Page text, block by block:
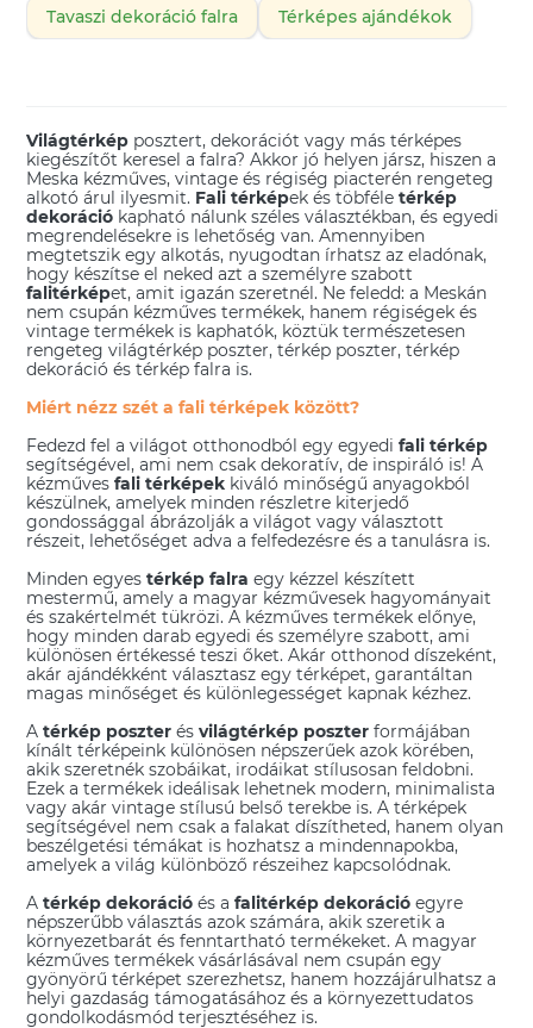
Tavaszi dekoráció falra Térképes ajándékok
Világtérkép posztert, dekorációt vagy más térképes
kiegészítőt keresel a falra? Akkor jó helyen jársz, hiszen a
Meska kézműves, vintage és régiség piacterén rengeteg
alkotó árul ilyesmit. Fali térképek és töbféletérkép
dekoráció kapható nálunk széles választékban, és egyedi
megrendelésekre is lehetőség van. Amennyiben
megtetszik egy alkotás, nyugodtan írhatsz az eladónak,
hogy készítse el neked azt a személyre szabott
falitérképet, amit igazán szeretnél. Ne feledd: a Meskán
nem csupán kézműves termékek, hanem régiségek és
vintage termékek is kaphatók, köztük természetesen
rengeteg világtérkép poszter, térkép poszter, térkép
dekoráció és térkép falra is.
Miért nézz szét a fali térképek között?
Fedezd fel a világot otthonodból egy egyedifali térkép
segítségével, ami nem csak dekoratív, de inspiráló is! A
kézművesfali térképek kiváló minőségű anyagokból
készülnek, amelyek minden részletre kiterjedő
gondossággal ábrázolják a világot vagy választott
részeit, lehetőséget adva a felfedezésre és a tanulásra is.
Minden egyestérkép falra egy kézzel készített
mestermű, amely a magyar kézművesek hagyományait
és szakértelmét tükrözi. A kézműves termékek előnye,
hogy minden darab egyedi és személyre szabott, ami
különösen értékessé teszi őket. Akár otthonod díszeként,
akár ajándékként választasz egy térképet, garantáltan
magas minőséget és különlegességet kapnak kézhez.
Atérkép poszter ésvilágtérkép poszter formájában
kínált térképeink különösen népszerűek azok körében,
akik szeretnék szobáikat, irodáikat stílusosan feldobni.
Ezek a termékek ideálisak lehetnek modern, minimalista
vagy akár vintage stílusú belső terekbe is. A térképek
segítségével nem csak a falakat díszítheted, hanem olyan
beszélgetési témákat is hozhatsz a mindennapokba,
amelyek a világ különböző részeihez kapcsolódnak.
Atérkép dekoráció és afalitérkép dekoráció egyre
népszerűbb választás azok számára, akik szeretik a
környezetbarát és fenntartható termékeket. A magyar
kézműves termékek vásárlásával nem csupán egy
gyönyörű térképet szerezhetsz, hanem hozzájárulhatsz a
helyi gazdaság támogatásához és a környezettudatos
gondolkodásmód terjesztéséhez is.